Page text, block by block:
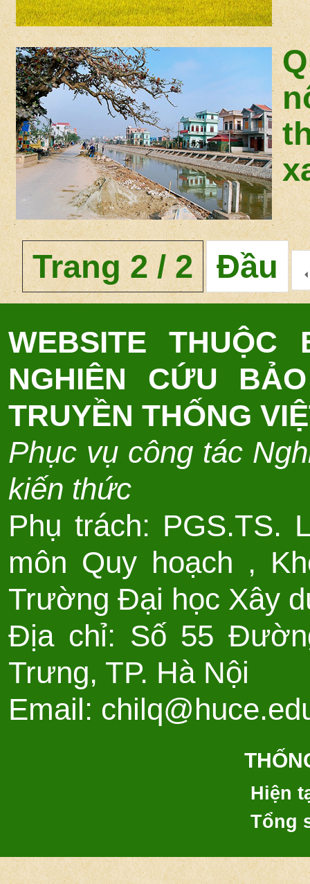
Trang 2 / 2 Đầu
WEBSITE THUỘC
NGHIÊN CỨU
TRUYỀN THỐNG
Phục vụ công tác
kiến thức
Phụ trách: PGS.TS.
môn Quy hoạch ,
Trường Đại học Xây
Địa chỉ: Số 55
Trưng, TP. Hà Nội
Email:
Hiện
Tổng